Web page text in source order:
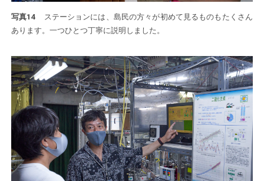
写真14 ステーションには、島民の方々が初めて見るものもたくさん
あります。一つひとつ丁寧に説明しました。